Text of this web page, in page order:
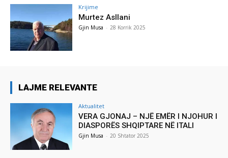
Krijime
Murtez Asllani
Gjin Musa - 28 Korrik 2025
LAJME RELEVANTE
Aktualitet
VERA GJONAJ – NJË EMËR I NJOHUR I
DIASPORËS SHQIPTARE NË ITALI
Gjin Musa - 20 Shtator 2025